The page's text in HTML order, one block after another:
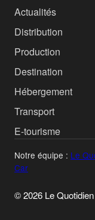
Actualités
Distribution
Production
Destination
Hébergement
Transport
E-tourisme
Notre équipe : Le
Car
© 2026 Le